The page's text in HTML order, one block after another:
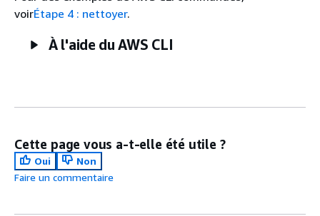
voirÉtape 4 : nettoyer.
À l'aide du AWS CLI
Cette page vous a-t-elle été utile ?
Oui
Non
Faire un commentaire